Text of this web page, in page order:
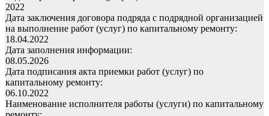
2022
Дата заключения договора подряда с подрядной организацией
на выполнение работ (услуг) по капитальному ремонту:
18.04.2022
Дата заполнения информации:
08.05.2026
Дата подписания акта приемки работ (услуг) по
капитальному ремонту:
06.10.2022
Наименование исполнителя работы (услуги) по капитальному